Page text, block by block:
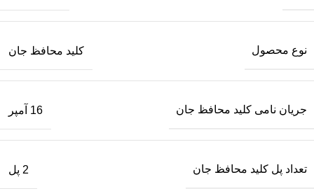
نوع محصول کلید محافظ جان
جریان نامی کلید محافظ جان 16 آمپر
تعداد پل کلید محافظ جان 2 پل